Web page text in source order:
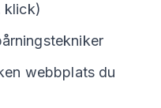
klick)
webbplats du